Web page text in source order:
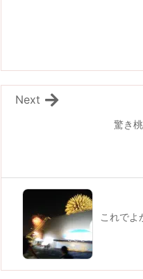
驚き
Next
これでよ